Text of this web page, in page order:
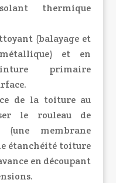
thermique
(balayage et
et en
primaire
de la toiture au
le rouleau de
(une membrane
étanchéité toiture
en découpant